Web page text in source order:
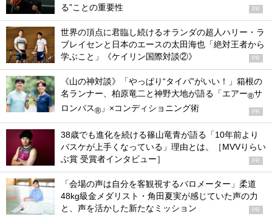
る”ことの重要性
PR
世界の頂点に君臨し続けるオランダの超人ハリー・ラ
ブレイセンと日本のエースの太田海也「絶対王者から
学ぶこと」《ケイリン国際対談②》
PR
《山の神対談》「やっぱり“タイパ”がいい！」箱根の
名ランナー、柏原竜二と神野大地が語る「エアー®サ
ロンパス® 」×コンディショニング術 PR
38歳でも進化を続ける篠山竜青が語る「10年前より
バスケが上手くなっている」理由とは。［MVVりらい
ぶ賞 受賞者インタビュー］
PR
「会場の声は自分を客観視するバロメーター」柔道
48kg級金メダリスト・角田夏実が感じていた声の力
と、声を活かした新たなミッション
PR